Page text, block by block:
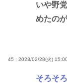
いや野
めたの
45 : 2023/02/28(火)
そろそ